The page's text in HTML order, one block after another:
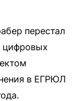
перестал
в ЕГРЮЛ